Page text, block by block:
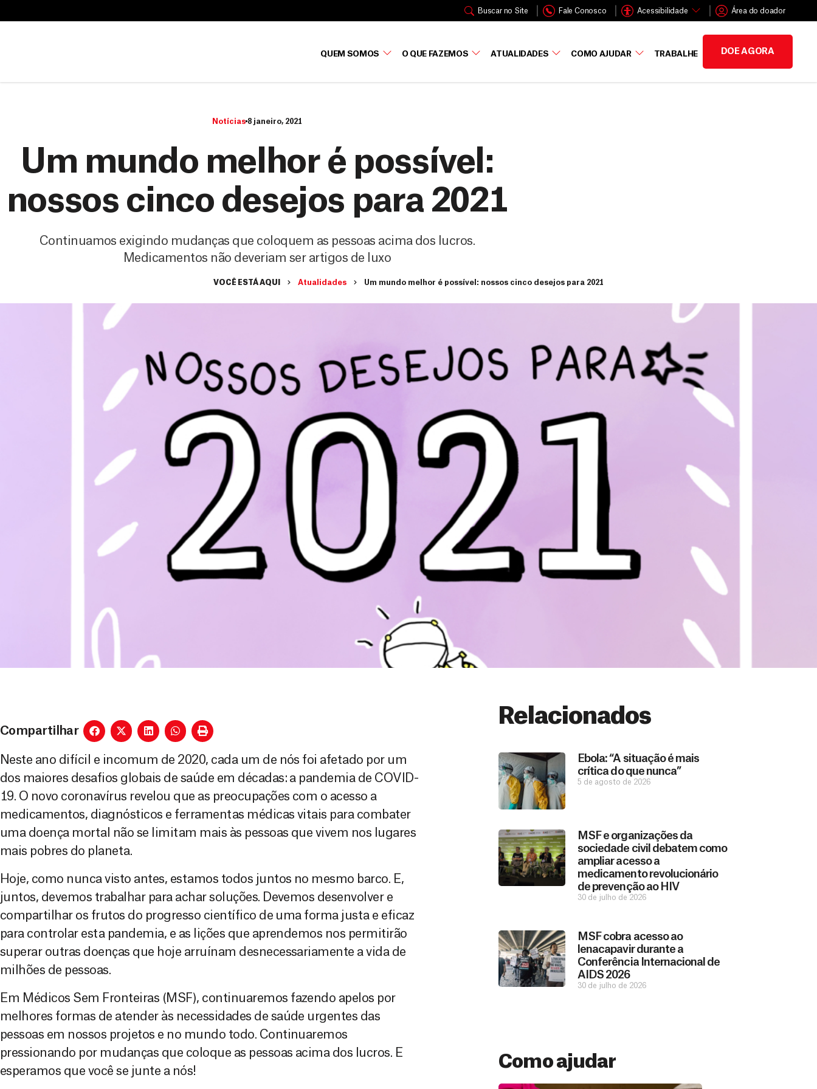
Buscar no Site Fale Conosco Acessibilidade Área do doador
QUEM SOMOS O QUE FAZEMOS ATUALIDADES COMO AJUDAR TRABALHE DOE AGORA
c
Notícias 8 janeiro, 2021
Um mundo melhor é possível:
nossos cinco desejos para 2021
Continuamos exigindo mudanças que coloquem as pessoas acima dos lucros.
Medicamentos não deveriam ser artigos de luxo
VOCÊ ESTÁ AQUI Atualidades Um mundo melhor é possível: nossos cinco desejos para 2021
Compartilhar
Neste ano difícil e incomum de 2020, cada um de nós foi afetado por um
dos maiores desafios globais de saúde em décadas: a pandemia de COVID-
19. O novo coronavírus revelou que as preocupações com o acesso a
medicamentos, diagnósticos e ferramentas médicas vitais para combater
uma doença mortal não se limitam mais às pessoas que vivem nos lugares
mais pobres do planeta.
Hoje, como nunca visto antes, estamos todos juntos no mesmo barco. E,
juntos, devemos trabalhar para achar soluções. Devemos desenvolver e
compartilhar os frutos do progresso científico de uma forma justa e eficaz
para controlar esta pandemia, e as lições que aprendemos nos permitirão
superar outras doenças que hoje arruínam desnecessariamente a vida de
milhões de pessoas.
Em Médicos Sem Fronteiras (MSF), continuaremos fazendo apelos por
melhores formas de atender às necessidades de saúde urgentes das
pessoas em nossos projetos e no mundo todo. Continuaremos
pressionando por mudanças que coloque as pessoas acima dos lucros. E
esperamos que você se junte a nós!
Relacionados
Ebola: “A situação é mais
crítica do que nunca”
5 de agosto de 2026
MSF e organizações da
sociedade civil debatem como
ampliar acesso a
medicamento revolucionário
de prevenção ao HIV
30 de julho de 2026
MSF cobra acesso ao
lenacapavir durante a
Conferência Internacional de
AIDS 2026
30 de julho de 2026
Como ajudar
a